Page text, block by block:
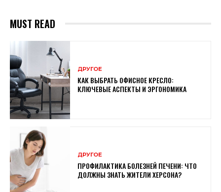
MUST READ
ДРУГОЕ
КАК ВЫБРАТЬ ОФИСНОЕ КРЕСЛО:
КЛЮЧЕВЫЕ АСПЕКТЫ И ЭРГОНОМИКА
ДРУГОЕ
ПРОФИЛАКТИКА БОЛЕЗНЕЙ ПЕЧЕНИ: ЧТО
ДОЛЖНЫ ЗНАТЬ ЖИТЕЛИ ХЕРСОНА?